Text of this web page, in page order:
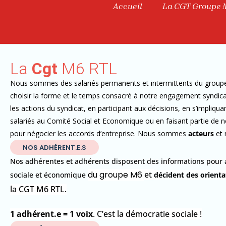
Accueil La CGT Groupe
La Cgt M6 RTL
Nous sommes des salariés permanents et intermittents du
choisir la forme et le temps consacré à notre engagement
les actions du syndicat, en participant aux décisions, en
salariés au Comité Social et Economique ou en faisant partie de
pour négocier les accords d’entreprise. Nous sommes acteurs et
NOS ADHÉRENT.E.S
Nos adhérentes et adhérents disposent des informations
sociale et économique du groupe M6et décident des
la CGT M6 RTL.
1 adhérent.e = 1 voix. C’est la démocratie sociale !